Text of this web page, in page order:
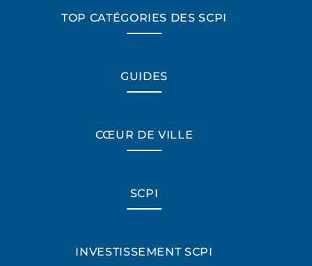
TOP CATÉGORIES DES SCPI
GUIDES
CŒUR DE VILLE
SCPI
INVESTISSEMENT SCPI